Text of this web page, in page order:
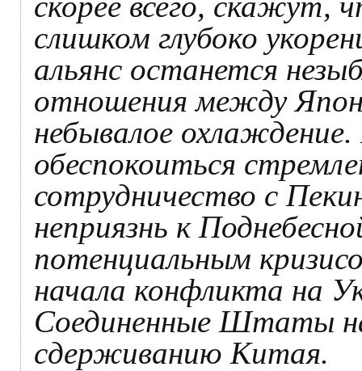
слишком глубоко
альянс останется
отношения между
небывалое
обеспокоиться
сотрудничество с
неприязнь к
потенциальным
начала конфликта на
Соединенные Штаты
сдерживанию Китая.